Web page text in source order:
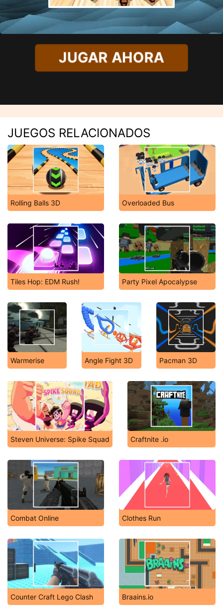
JUGAR AHORA
JUEGOS RELACIONADOS
Rolling Balls 3D Overloaded Bus
Tiles Hop: EDM Rush! Party Pixel Apocalypse
Warmerise Angle Fight 3D Pacman 3D
Steven Universe: Spike Squad Craftnite .io
Combat Online Clothes Run
Counter Craft Lego Clash Braains.io